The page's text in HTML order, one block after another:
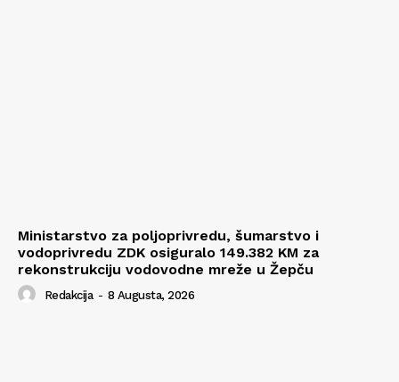
Ministarstvo za poljoprivredu, šumarstvo i
vodoprivredu ZDK osiguralo 149.382 KM za
rekonstrukciju vodovodne mreže u Žepču
Redakcija - 8 Augusta, 2026